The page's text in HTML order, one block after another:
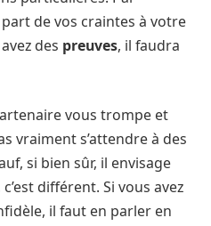
de vos craintes à votre
des preuves, il faudra
vous trompe et
vraiment s’attendre à des
si bien sûr, il envisage
c’est différent. Si vous avez
il faut en parler en